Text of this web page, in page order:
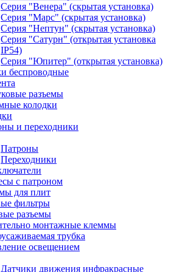
Серия "Венера" (скрытая установка)
Серия "Марс" (скрытая установка)
Серия "Нептун" (скрытая установка)
Серия "Сатурн" (открытая установка
IP54)
Серия "Юпитер" (открытая установка)
беспроводные
разъемы
колодки
и переходники
Патроны
Переходники
с патроном
для плит
фильтры
разъемы
монтажные клеммы
трубка
освещением
Датчики движения инфракрасные